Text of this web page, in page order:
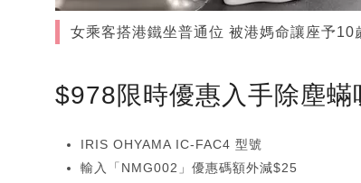
女乘客搭港鐵坐普通位 被港媽命讓座予
$978限時優惠入手除塵蟎
IRIS OHYAMA IC-FAC4 型號
輸入「NMG002」優惠碼額外減$25